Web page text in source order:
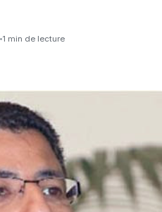
1 min de lecture